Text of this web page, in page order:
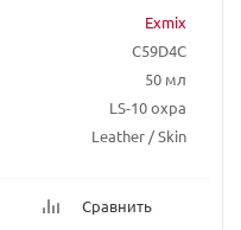
Exmix
C59D4C
50 мл
LS-10 охра
Leather / Skin
Сравнить